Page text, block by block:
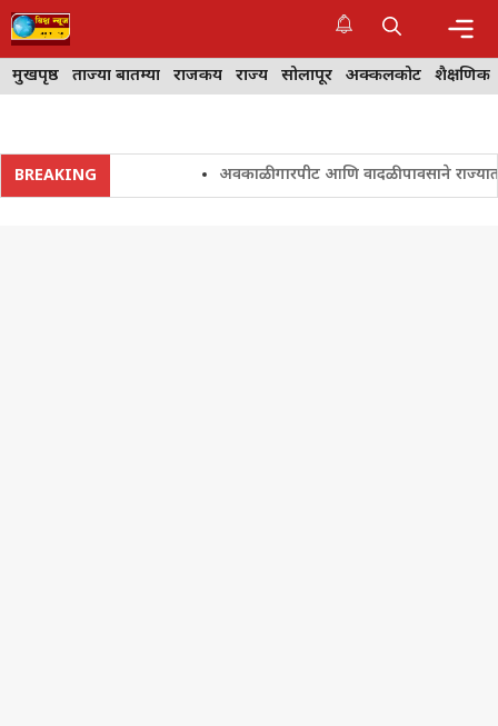
Skip
to
content
मुखपृष्ठ ताज्या बातम्या राजकीय राज्य सोलापूर अक्कलकोट शैक्षणिक
BREAKING अवकाळी गारपीट आणि वादळी पावसाने राज्यातील